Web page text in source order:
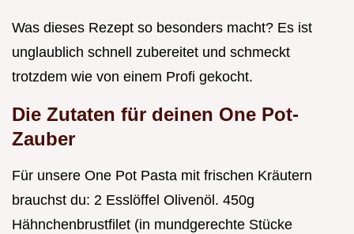
Was dieses Rezept so besonders macht? Es ist
unglaublich schnell zubereitet und schmeckt
trotzdem wie von einem Profi gekocht.
Die Zutaten für deinen One Pot-
Zauber
Für unsere One Pot Pasta mit frischen Kräutern
brauchst du: 2 Esslöffel Olivenöl. 450g
Hähnchenbrustfilet (in mundgerechte Stücke